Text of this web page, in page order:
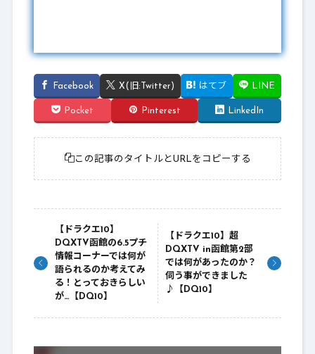
Facebook X(旧:Twitter) はてブ LINE
Pocket Pinterest LinkedIn
この記事のタイトルとURLをコピーする
【ドラクエ10】
DQXTV函館の6.5プチ
情報コーナーでは何が
語られるのか考えてみ
る！とっておきらしい
が…【DQ10】
【ドラクエ10】超
DQXTV in函館第2部
では何があったのか？
伺う事ができました
♪【DQ10】